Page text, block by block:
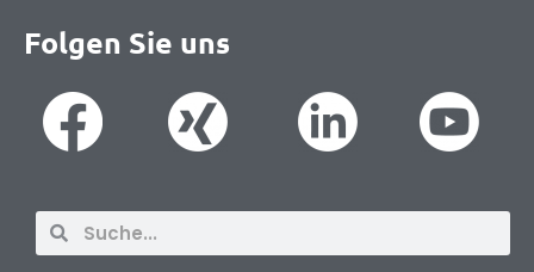
Folgen Sie uns